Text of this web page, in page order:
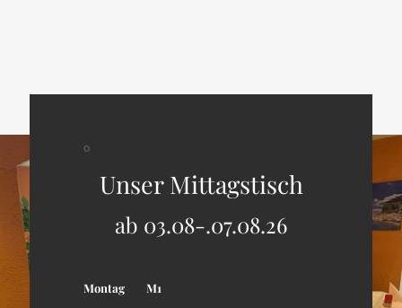
o
Unser Mittagstisch
ab 03.08-.07.08.26
Montag M1